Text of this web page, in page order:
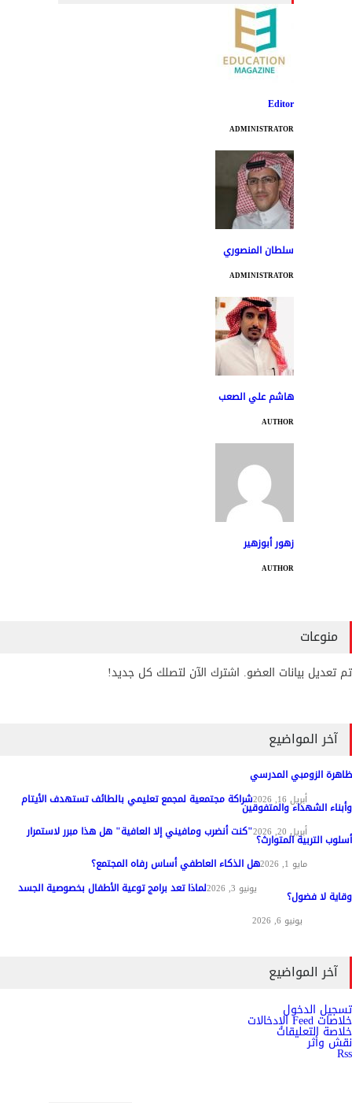
Editor
ADMINISTRATOR
سلطان المنصوري
ADMINISTRATOR
هاشم علي الصعب
AUTHOR
زهور أبوزهير
AUTHOR
منوعات
تم تعديل بيانات العضو. اشترك الآن لتصلك كل جديد!
آخر المواضيع
ظاهرة الزومبي المدرسي
مواد عامة أبريل 16, 2026 شراكة مجتمعية لمجمع تعليمي بالطائف تستهدف الأيتاموأبناء الشهداء والمتفوقين
مواد عامة أبريل 20, 2026 "كنت أنضرب ومافيني إلا العافية" هل هذا مبرر لاستمرار أسلوب التربية المتوارث؟
مايو 1, 2026 هل الذكاء العاطفي أساس رفاه المجتمع؟
المناهج وطرق التدريس يونيو 3, 2026 لماذا تعد برامج توعية الأطفال بخصوصية الجسد وقاية لا فضول؟
يونيو 6, 2026
آخر المواضيع
تسجيل الدخول
خلاصات Feed الإدخالات
خلاصة التعليقات
نقش وأثر
Rss